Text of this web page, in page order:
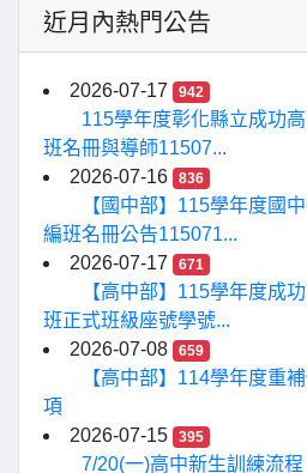
近月內熱門公告
2026-07-17 942
115學年度彰化縣立成功
班名冊與導師11507...
2026-07-16
836
【國中部】115學年度國
編班名冊公告115071...
2026-07-17
671
【高中部】115學年度成
班正式班級座號學號...
2026-07-08
659
【高中部】114學年度重
項
2026-07-15
395
7/20(一)高中新生訓練流程